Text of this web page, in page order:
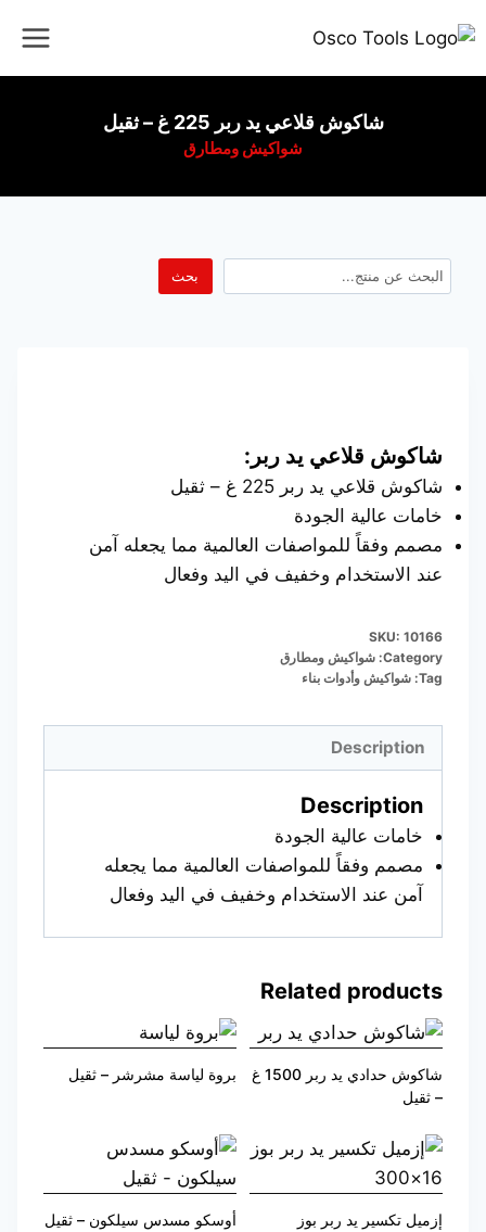
شاكوش قلاعي يد ربر 225 غ – ثقيل
شواكيش ومطارق
شاكوش قلاعي يد ربر:
شاكوش قلاعي يد ربر 225 غ – ثقيل
خامات عالية الجودة
مصمم وفقاً للمواصفات العالمية مما يجعله آمن
عند الاستخدام وخفيف في اليد وفعال
SKU: 10166
Category: شواكيش ومطارق
Tag: شواكيش وأدوات بناء
Description
Description
خامات عالية الجودة
مصمم وفقاً للمواصفات العالمية مما يجعله
آمن عند الاستخدام وخفيف في اليد وفعال
Related products
شاكوش حدادي يد ربر 1500 غ
– ثقيل
بروة لياسة مشرشر – ثقيل
إزميل تكسير يد ربر بوز
أوسكو مسدس سيلكون – ثقيل
بحث